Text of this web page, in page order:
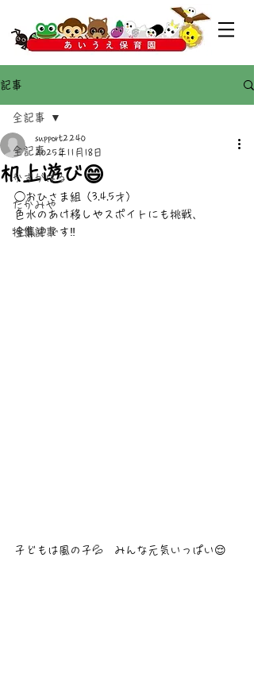
記事
全記事
かすがばる
たかみや
特集記事
全記事
机上遊び😄
support2240
2025年11月18日
◯おひさま組（3.4.5才）
色水のあけ移しやスポイトにも挑戦、
全集中です‼︎
子どもは風の子💦　みんな元気いっぱい😌